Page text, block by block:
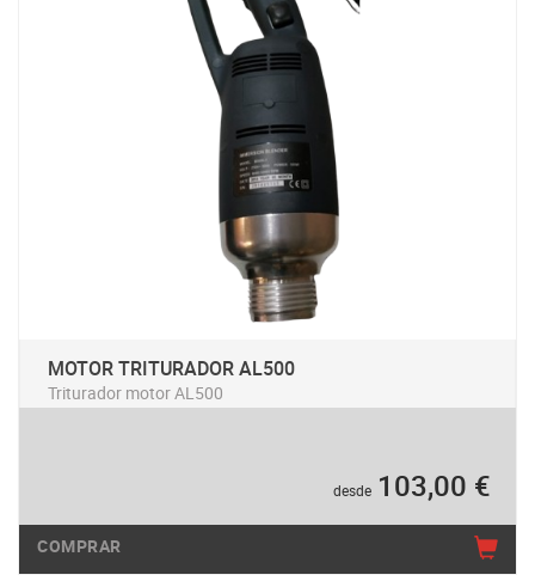
MOTOR TRITURADOR AL500
Triturador motor AL500
desde 103,00 €
COMPRAR